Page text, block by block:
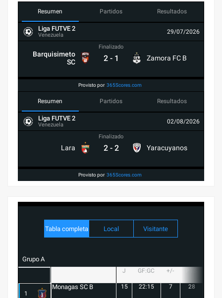
Resumen Partidos Resultados
Liga FUTVE 2
Venezuela 29/07/2026
Barquisimeto
SC
Finalizado
2 - 1 Zamora FC B
Provisto por 365Scores.com
Resumen Partidos Resultados
Liga FUTVE 2
Venezuela 02/08/2026
Lara
Finalizado
2 - 2 Yaracuyanos
Provisto por 365Scores.com
Tabla completa Local Visitante
Grupo A
J GF:GC +/-
1
Monagas SC B 15 22:15 7 28